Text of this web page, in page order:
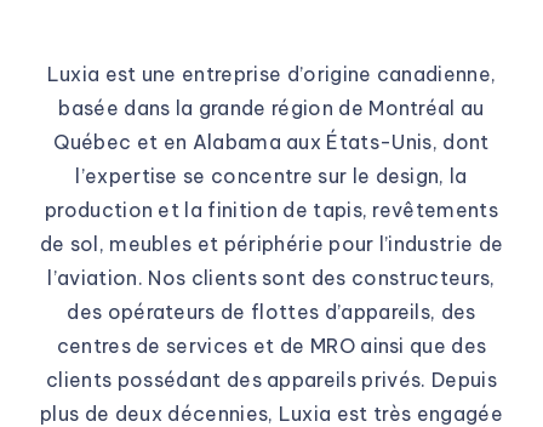
Luxia est une entreprise d’origine canadienne,
basée dans la grande région de Montréal au
Québec et en Alabama aux États-Unis, dont
l’expertise se concentre sur le design, la
production et la finition de tapis, revêtements
de sol, meubles et périphérie pour l’industrie de
l’aviation. Nos clients sont des constructeurs,
des opérateurs de flottes d’appareils, des
centres de services et de MRO ainsi que des
clients possédant des appareils privés. Depuis
plus de deux décennies, Luxia est très engagée